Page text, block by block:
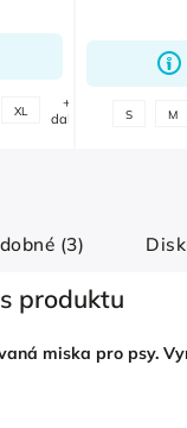
XL
+
další
S M
(3)
produktu
miska pro psy.